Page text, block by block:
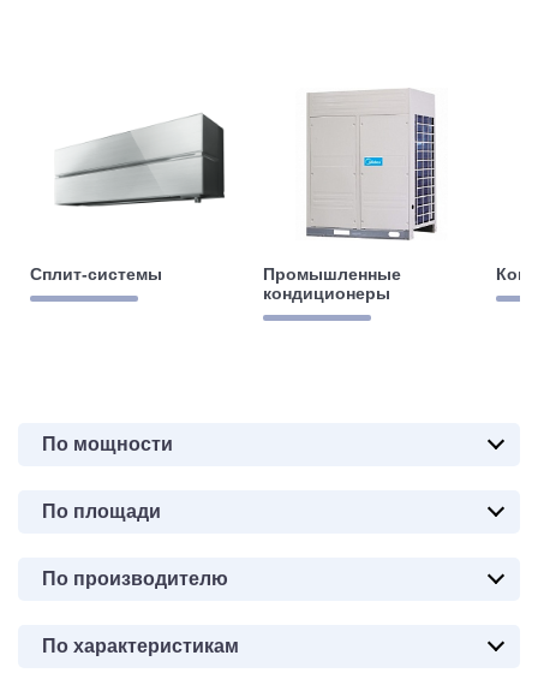
Сплит-системы
Промышленные
кондиционеры
По мощности
По площади
По производителю
По характеристикам